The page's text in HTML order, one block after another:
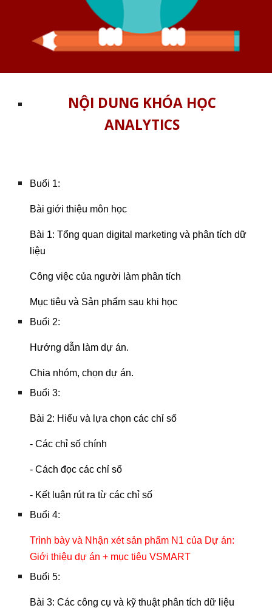
NỘI DUNG KHÓA HỌC
ANALYTICS
Buổi 1:
Bài giới thiệu môn học
Bài 1: Tổng quan digital marketing và phân tích dữ
liệu
Công việc của người làm phân tích
Mục tiêu và Sản phẩm sau khi học
Buổi 2:
Hướng dẫn làm dự án.
Chia nhóm, chọn dự án.
Buổi 3:
Bài 2: Hiểu và lựa chọn các chỉ số
- Các chỉ số chính
- Cách đọc các chỉ số
- Kết luận rút ra từ các chỉ số
Buổi 4:
Trình bày và Nhận xét sản phẩm N1 của Dự án:
Giới thiệu dự án + mục tiêu VSMART
Buổi 5:
Bài 3: Các công cụ và kỹ thuật phân tích dữ liệu